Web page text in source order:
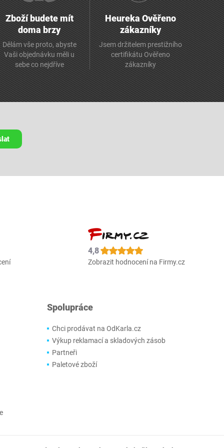
Zboží budete mít
doma brzy
Dělám vše proto, abyste
Vaši objednávku měli u
sebe co nejdříve
Heureka Ověřeno
zákazníky
Jsem držitelem prestižního
certifikátu Ověřeno
zákazníky
4,8
Zobrazit hodnocení na Firmy.cz
Spolupráce
Chci prodávat na OdKarla.cz
Výkup reklamací a skladových zásob
Partneři
Paletové zboží